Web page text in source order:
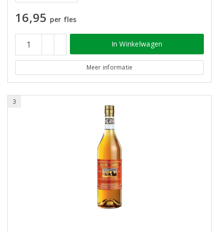
16,95 per fles
In Winkelwagen
Meer informatie
3